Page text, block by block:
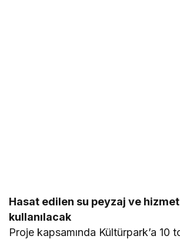
Hasat edilen su peyzaj ve
kullanılacak
Proje kapsamında Kültürpark’a 10